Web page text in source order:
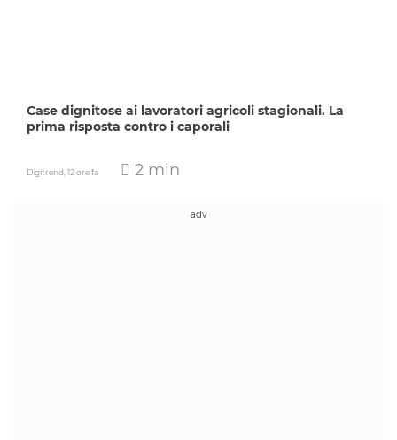
Case dignitose ai lavoratori agricoli stagionali. La
prima risposta contro i caporali
Digitrend,12 ore fa 2 min